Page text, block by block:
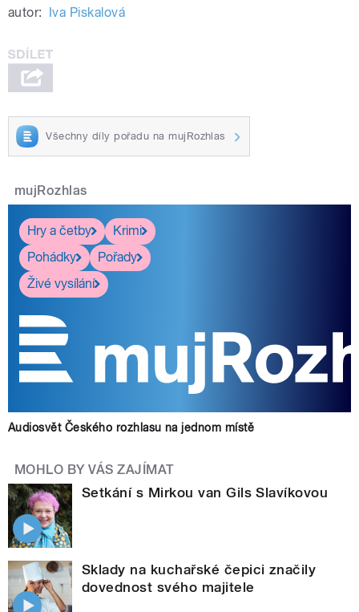
autor: Iva Piskalová
Všechny díly pořadu na mujRozhlas
mujRozhlas
Hry a četby
Krimi
Pohádky
Pořady
Živé vysílání
Audiosvět Českého rozhlasu na jednom místě
MOHLO BY VÁS ZAJÍMAT
Setkání s Mirkou van Gils Slavíkovou
Sklady na kuchařské čepici značily
dovednost svého majitele